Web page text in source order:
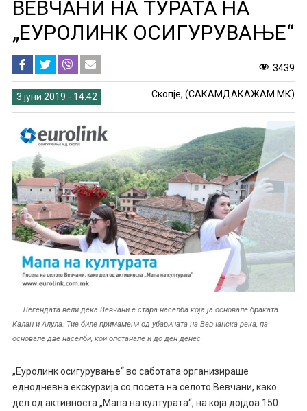
ВЕВЧАНИ НА ТУРАТА НА
„ЕУРОЛИНК ОСИГУРУВАЊЕ“
3439
3 јуни 2019 - 14:42 Скопје, (САКАМДАКАЖАМ.МК)
Легендата вели дека Вевчани е стара населба која ја основале браќата
Калан и Алула. Тие биле примамени од убавината на Вевчанска река, па
основале две населби, кои опстанале и до ден денес
„Еуролинк осигурување“ во саботата организираше
еднодневна екскурзија со посета на селото Вевчани, како
дел од активноста „Мапа на културата“, на која дојдоа 150